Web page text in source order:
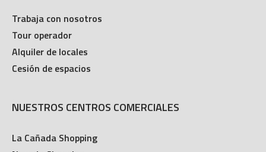
Trabaja con nosotros
Tour operador
Alquiler de locales
Cesión de espacios
NUESTROS CENTROS COMERCIALES
La Cañada Shopping